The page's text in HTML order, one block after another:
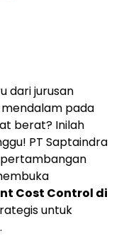
dari jurusan
pada
berat? Inilah
PT Saptaindra
pertambangan
Cost Control di
untuk